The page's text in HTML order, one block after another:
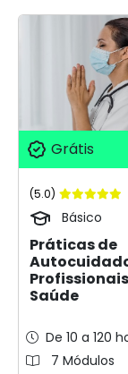
Grátis
(5.0)
Básico
Práticas de
Saúde
De 10 a 120
7 Módulos